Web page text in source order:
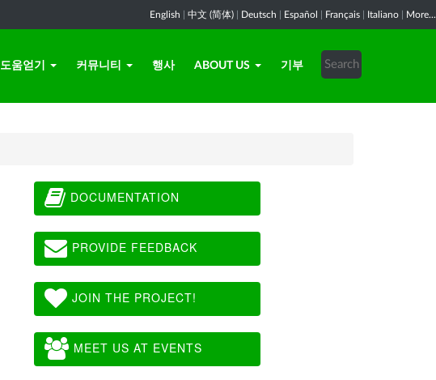
English 中文 (简体) Deutsch Español Français Italiano More...
도움얻기 커뮤니티 행사 ABOUT US 기부
DOCUMENTATION
PROVIDE FEEDBACK
JOIN THE PROJECT!
MEET US AT EVENTS